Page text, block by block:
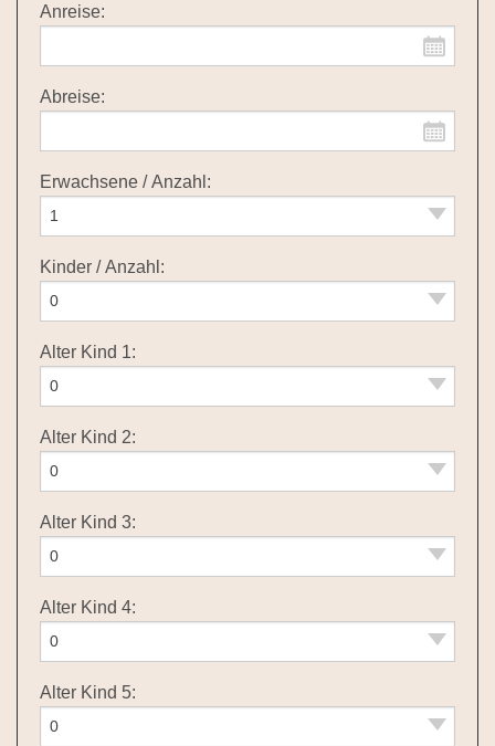
Anreise:
Abreise:
Erwachsene / Anzahl:
Kinder / Anzahl:
Alter Kind 1:
Alter Kind 2:
Alter Kind 3:
Alter Kind 4:
Alter Kind 5: